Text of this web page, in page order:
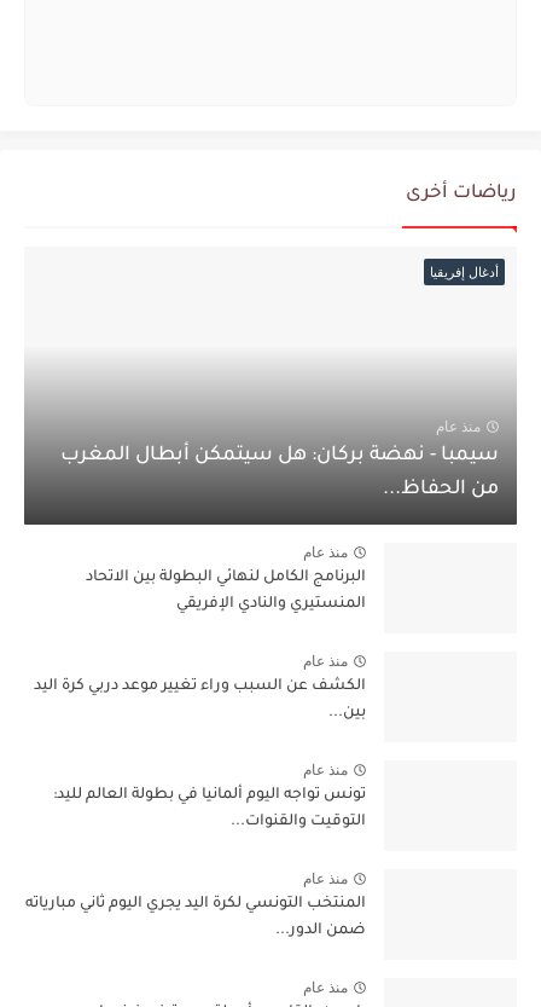
رياضات أخرى
أدغال إفريقيا
منذ عام
سيمبا - نهضة بركان: هل سيتمكن أبطال المغرب
من الحفاظ...
منذ عام
البرنامج الكامل لنهائي البطولة بين الاتحاد
المنستيري والنادي الإفريقي
منذ عام
الكشف عن السبب وراء تغيير موعد دربي كرة اليد
بين...
منذ عام
تونس تواجه اليوم ألمانيا في بطولة العالم لليد:
التوقيت والقنوات...
منذ عام
المنتخب التونسي لكرة اليد يجري اليوم ثاني مبارياته
ضمن الدور...
منذ عام